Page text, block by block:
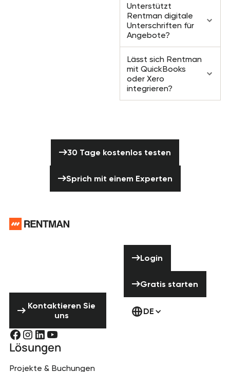
Unterstützt
Rentman digitale
Unterschriften für
Angebote?
Lässt sich Rentman
mit QuickBooks
oder Xero
integrieren?
30 Tage kostenlos testen
Sprich mit einem Experten
Kontaktieren Sie uns
Kontaktieren Sie
uns
Login
Gratis starten
DE
Lösungen
Projekte & Buchungen